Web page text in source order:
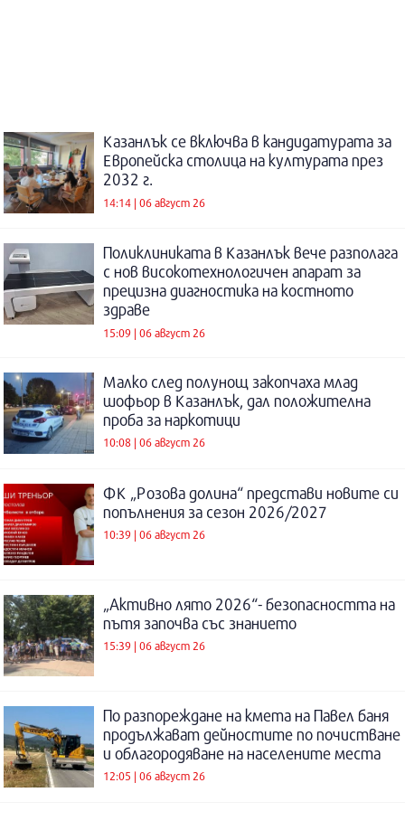
Казанлък се включва в кандидатурата за
Европейска столица на културата през
2032 г.
14:14 | 06 август 26
Поликлиниката в Казанлък вече разполага
с нов високотехнологичен апарат за
прецизна диагностика на костното
здраве
15:09 | 06 август 26
Малко след полунощ закопчаха млад
шофьор в Казанлък, дал положителна
проба за наркотици
10:08 | 06 август 26
ФК „Розова долина“ представи новите си
попълнения за сезон 2026/2027
10:39 | 06 август 26
„Активно лято 2026“- безопасността на
пътя започва със знанието
15:39 | 06 август 26
По разпореждане на кмета на Павел баня
продължават дейностите по почистване
и облагородяване на населените места
12:05 | 06 август 26